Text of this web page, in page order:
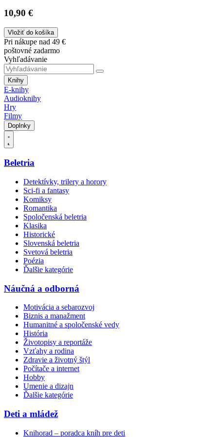
10,90 €
Vložiť do košíka
Pri nákupe nad 49 €
poštovné zadarmo
Vyhľadávanie
Knihy
E-knihy
Audioknihy
Hry
Filmy
Doplnky
Beletria
Detektívky, trilery a horory
Sci-fi a fantasy
Komiksy
Romantika
Spoločenská beletria
Klasika
Historické
Slovenská beletria
Svetová beletria
Poézia
Ďalšie kategórie
Náučná a odborná
Motivácia a sebarozvoj
Biznis a manažment
Humanitné a spoločenské vedy
História
Životopisy a reportáže
Vzťahy a rodina
Zdravie a životný štýl
Počítače a internet
Hobby
Umenie a dizajn
Ďalšie kategórie
Deti a mládež
Knihorad – poradca kníh pre deti